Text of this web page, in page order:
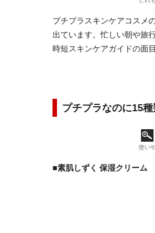
プチプラスキンケアコスメ
出ています。忙しい朝や旅
時短スキンケアガイドの面
プチプラなのに15
使い
■素肌しずく 保湿クリーム